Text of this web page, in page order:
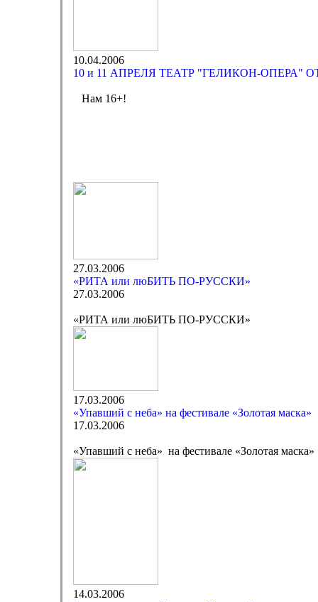
10.04.2006
10 и 11 АПРЕЛЯ ТЕАТР "ГЕЛИКОН-ОПЕРА"
Нам 16+!
27.03.2006
«РИТА или люБИТЬ ПО-РУССКИ»
27.03.2006
«РИТА или люБИТЬ ПО-РУССКИ»
17.03.2006
«Упавший с неба» на фестивале «Золотая маска»
17.03.2006
«Упавший с неба» на фестивале «Золотая маска»
14.03.2006